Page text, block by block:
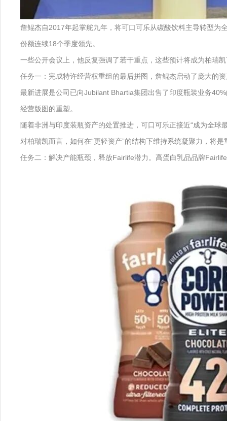
詹鲲杰自2017年起掌舵九年，将可口可乐从碳酸饮料主导转型为
份额连续18个季度领先。
一些公开会议上，他反复强调了若干重点，这些预计将成为柏瑞
任务一：完成特许经营权重组的最后拼图，詹鲲杰启动了庞大的
最新进展是公司已向Jubilant Bhartia集团出售了印度瓶装业务
经营版图的重塑。
随着非洲与印度装瓶资产的处置推进，可口可乐正接近“成为全
对柏瑞凯而言，如何在“更轻资产”的结构下维持系统凝聚力，将是
任务二：解决产能瓶颈，释放Fairlife潜力。高蛋白乳品品牌